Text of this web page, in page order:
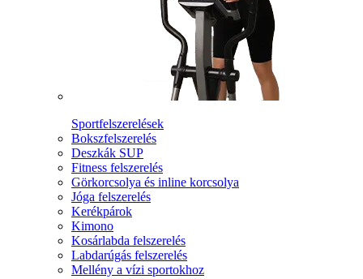
Sportfelszerelések
Bokszfelszerelés
Deszkák SUP
Fitness felszerelés
Görkorcsolya és inline korcsolya
Jóga felszerelés
Kerékpárok
Kimono
Kosárlabda felszerelés
Labdarúgás felszerelés
Mellény a vízi sportokhoz